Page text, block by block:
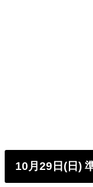
10月29日(日)